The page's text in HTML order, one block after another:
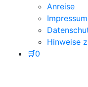
Anreise
Impressum
Hinweise
🛒0